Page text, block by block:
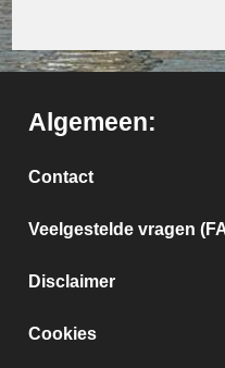
Algemeen:
Contact
Veelgestelde vragen
Disclaimer
Cookies